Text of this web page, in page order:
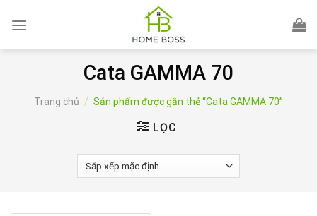
Cata GAMMA 70
Trang chủ / Sản phẩm được gắn thẻ “Cata GAMMA 70”
LỌC